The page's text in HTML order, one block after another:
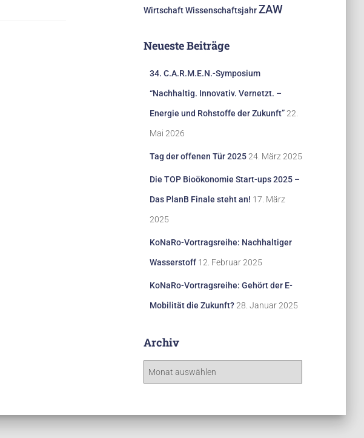
Wirtschaft Wissenschaftsjahr ZAW
Neueste Beiträge
34. C.A.R.M.E.N.-Symposium
“Nachhaltig. Innovativ. Vernetzt. –
Energie und Rohstoffe der Zukunft” 22.
Mai 2026
Tag der offenen Tür 2025 24. März 2025
Die TOP Bioökonomie Start-ups 2025 –
Das PlanB Finale steht an! 17. März
2025
KoNaRo-Vortragsreihe: Nachhaltiger
Wasserstoff 12. Februar 2025
KoNaRo-Vortragsreihe: Gehört der E-
Mobilität die Zukunft? 28. Januar 2025
Archiv
i